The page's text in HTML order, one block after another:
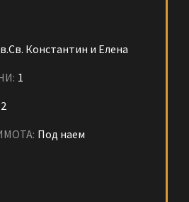
Константин и Елена
1
2
Под наем